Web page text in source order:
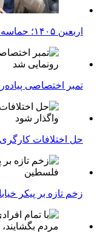
اربعین ۱۴۰۵؛ حماسه‌ای دیگر با سوگ رهبر شهید
تمبر اختصاصی
حل اختلافات
زخم تازه بر پیکر